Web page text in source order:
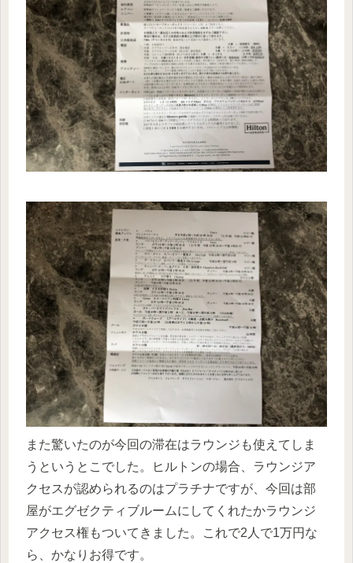
また驚いたのが今回の滞在はラウンジも使えてしま
うというとこでした。ヒルトンの場合、ラウンジア
クセスが認められるのはプラチナですが、今回は部
屋がエグゼクティブルームにしてくれたかラウンジ
アクセス権もついてきました。これで2人で1万円な
ら、かなりお得です。